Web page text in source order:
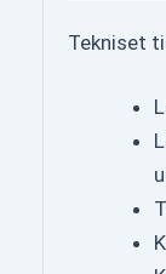
Tekniset